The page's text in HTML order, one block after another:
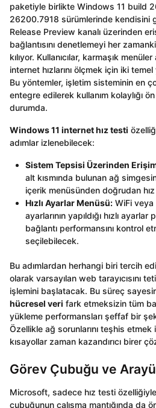
paketiyle birlikte Windows 11 build
26200.7918 sürümlerinde kendisini
Release Preview kanalı üzerinden
bağlantısını denetlemeyi her
kılıyor. Kullanıcılar, karmaşık
internet hızlarını ölçmek için iki
Bu yöntemler, işletim sisteminin en
entegre edilerek kullanım kolaylığı
durumda.
Windows 11 internet hız testi
adımlar izlenebilecek:
Sistem Tepsisi Üzerinden
alt kısmında bulunan ağ
içerik menüsünden doğrudan
Hızlı Ayarlar Menüsü: WiFi veya
ayarlarının yapıldığı hızlı
bağlantı performansını kontrol
seçilebilecek.
Bu adımlardan herhangi biri tercih
olarak varsayılan web tarayıcısını
işlemini başlatacak. Bu süreç
hücresel veri fark etmeksizin tüm
yükleme performansları şeffaf bir
Özellikle ağ sorunlarını teşhis etmek
kısayollar zaman kazandırıcı birer
Görev Çubuğu ve
Microsoft, sadece hız testi
çubuğunun çalışma mantığında da